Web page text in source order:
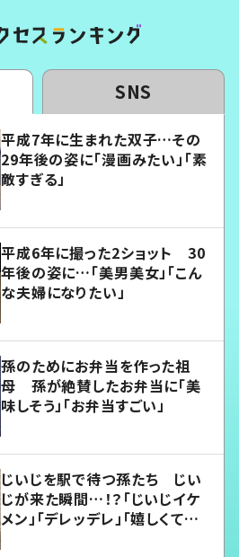
SNS
平成7年に生まれた双子…その
29年後の姿に「漫画みたい」「素
敵すぎる」
平成6年に撮った2ショット 30
年後の姿に…「美男美女」「こん
な夫婦になりたい」
孫のためにお弁当を作った祖
母 孫が絶賛したお弁当に「美
味しそう」「お弁当すごい」
じいじを駅で待つ孫たち じい
じが来た瞬間…！？「じいじイケ
メン」「デレッデレ」「嬉しくて可